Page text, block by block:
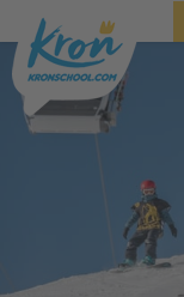
SOMMER